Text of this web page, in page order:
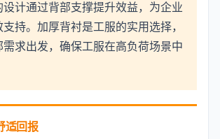
设计通过背部支撑提升效益，为企业
持。加厚背衬是工服的实用选择，
需求出发，确保工服在高负荷场景中
适回报